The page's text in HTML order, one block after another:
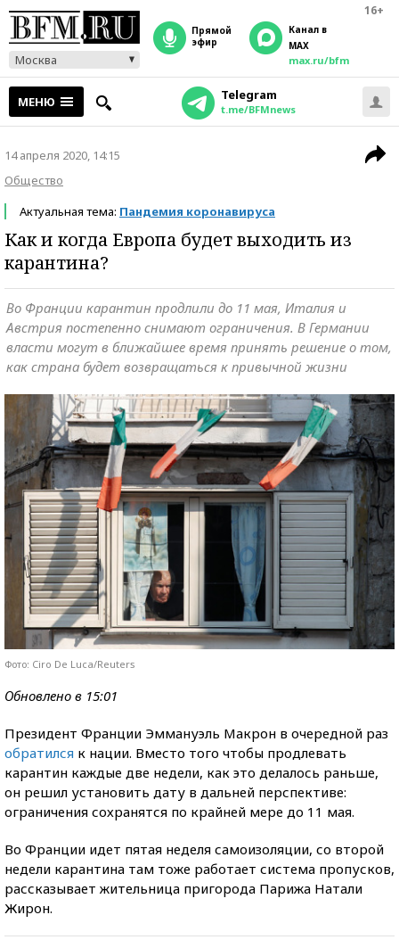
16+
Москва
прямой
эфир
Канал в
MAX
max.ru/bfm
МЕНЮ Telegram
t.me/BFMnews
14 апреля 2020, 14:15
Общество
Актуальная тема: Пандемия коронавируса
Как и когда Европа будет выходить из
карантина?
Во Франции карантин продлили до 11 мая, Италия и
Австрия постепенно снимают ограничения. В Германии
власти могут в ближайшее время принять решение о том,
как страна будет возвращаться к привычной жизни
Фото: Ciro De Luca/Reuters
Обновлено в 15:01
Президент Франции Эммануэль Макрон в очередной раз
обратился к нации. Вместо того чтобы продлевать
карантин каждые две недели, как это делалось раньше,
он решил установить дату в дальней перспективе:
ограничения сохранятся по крайней мере до 11 мая.
Во Франции идет пятая неделя самоизоляции, со второй
недели карантина там тоже работает система пропусков,
рассказывает жительница пригорода Парижа Натали
Жирон.